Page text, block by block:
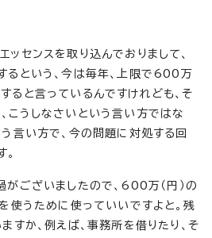
センスを取り込んでおりまして、
るという、今は毎年、上限で600万
ると言っているんですけれども、そ
こうしなさいという言い方ではな
う言い方で、今の問題に対処する回
がございましたので、600万（円）の
使うために使っていいですよと。残
か、例えば、事務所を借りたり、そ